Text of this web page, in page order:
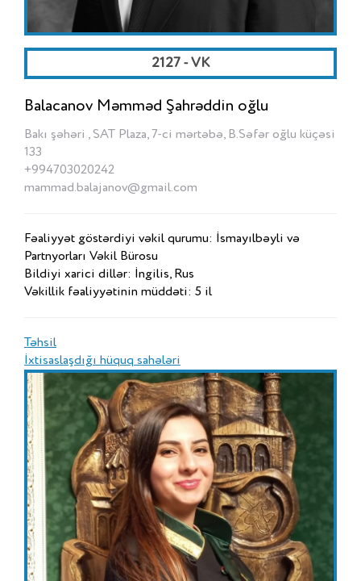
2127 - VK
Balacanov Məmməd Şahrəddin oğlu
Bakı şəhəri , SAT Plaza, 7-ci mərtəbə, B.Səfər oğlu küçəsi
133
+994703020242
mammad.balajanov@gmail.com
Fəaliyyət göstərdiyi vəkil qurumu: İsmayılbəyli və
Partnyorları Vəkil Bürosu
Bildiyi xarici dillər: İngilis, Rus
Vəkillik fəaliyyətinin müddəti: 5 il
Təhsil
İxtisaslaşdığı hüquq sahələri